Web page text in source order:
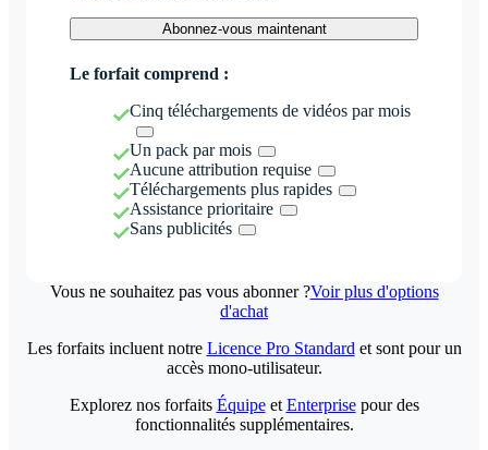
Abonnez-vous maintenant
Le forfait comprend :
Cinq téléchargements de vidéos par mois
Un pack par mois
Aucune attribution requise
Téléchargements plus rapides
Assistance prioritaire
Sans publicités
Vous ne souhaitez pas vous abonner ?Voir plus d'options
d'achat
Les forfaits incluent notre Licence Pro Standard et sont pour un
accès mono-utilisateur.
Explorez nos forfaits Équipeet Enterprisepour des
fonctionnalités supplémentaires.